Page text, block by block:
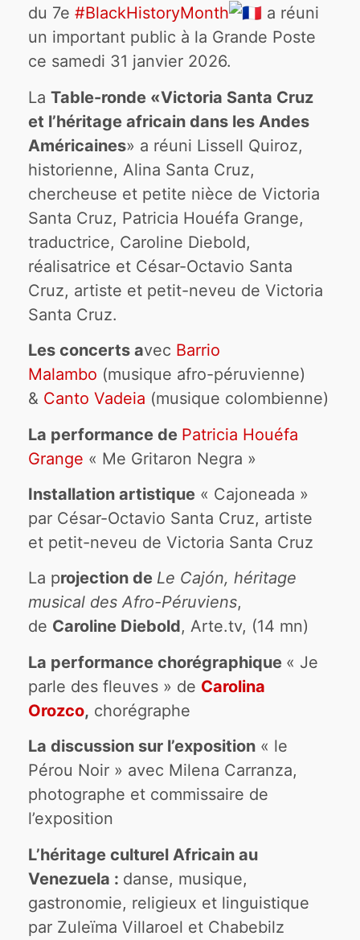
du 7e#BlackHistoryMonth
a réuni
un important public à la Grande Poste
ce samedi 31 janvier 2026.
LaTable-ronde «Victoria Santa Cruz
et l’héritage africain dans les Andes
Américaines» a réuni Lissell Quiroz,
historienne, Alina Santa Cruz,
chercheuse et petite nièce de Victoria
Santa Cruz, Patricia Houéfa Grange,
traductrice, Caroline Diebold,
réalisatrice et César-Octavio Santa
Cruz, artiste et petit-neveu de Victoria
Santa Cruz.
Les concerts avec Barrio
Malambo (musique afro-péruvienne)
& Canto Vadeia (musique colombienne)
La performance de Patricia Houéfa
Grange « Me Gritaron Negra »
Installation artistique « Cajoneada »
par César-Octavio Santa Cruz, artiste
et petit-neveu de Victoria Santa Cruz
La projection de Le Cajón, héritage
musical des Afro-Péruviens,
de Caroline Diebold, Arte.tv, (14 mn)
La performance chorégraphique « Je
parle des fleuves » de Carolina
Orozco, chorégraphe
La discussion sur l’exposition « le
Pérou Noir » avec Milena Carranza,
photographe et commissaire de
l’exposition
L’héritage culturel Africain au
Venezuela : danse, musique,
gastronomie, religieux et linguistique
par Zuleïma Villaroel et Chabebilz